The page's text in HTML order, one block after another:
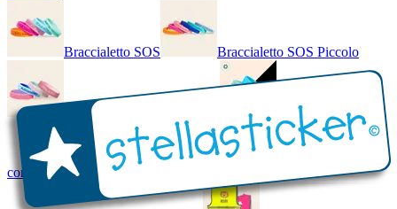
Braccialetto SOS Braccialetto SOS Piccolo
Braccialetto SOS - Bicolore Braccialetto SOS
con Nome - Luminoso